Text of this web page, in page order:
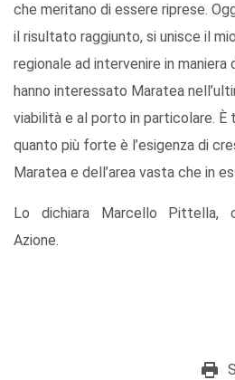
che meritano di essere riprese.
il risultato raggiunto, si unisce il
regionale ad intervenire in
hanno interessato Maratea
viabilità e al porto in particolare. È
quanto più forte è l’esigenza di
Maratea e dell’area vasta che in
Lo dichiara Marcello Pittella,
Azione.